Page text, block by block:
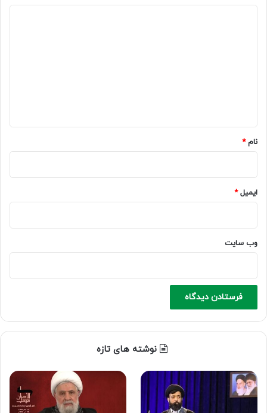
نام*
ایمیل*
وب‌ سایت
نوشته های تازه